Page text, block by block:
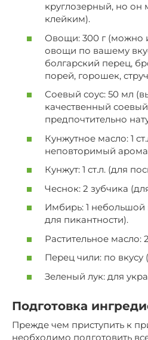
круглозерный, но он
клейким).
Овощи: 300 г (можно
овощи по вашему
болгарский перец,
порей, горошек,
Соевый соус: 50 мл
качественный соевый
предпочтительно
Кунжутное масло: 1
неповторимый
Кунжут: 1 ст.л. (для
Чеснок: 2 зубчика
Имбирь: 1 небольшой
для пикантности).
Растительное масло:
Перец чили: по вкусу
Зеленый лук: для
Подготовка
Прежде чем приступить к
необходимо подготовить